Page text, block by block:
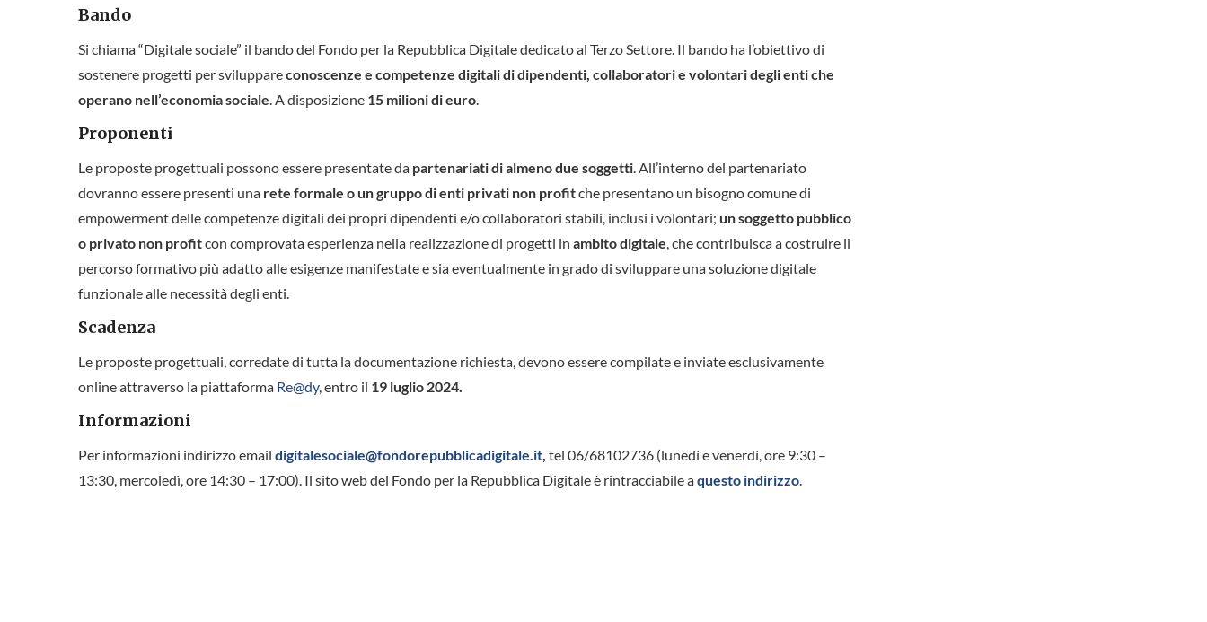
Bando
Si chiama “Digitale sociale” il bando del Fondo per la Repubblica Digitale dedicato al Terzo Settore. Il bando ha l’obiettivo di
sostenere progetti per sviluppareconoscenze e competenze digitali di dipendenti, collaboratori e volontari degli enti che
operano nell’economia sociale. A disposizione 15 milioni di euro.
Proponenti
Le proposte progettuali possono essere presentate da partenariati di almeno due soggetti. All’interno del partenariato
dovranno essere presenti una rete formale o un gruppo di enti privati non profitche presentano un bisogno comune di
empowerment delle competenze digitali dei propri dipendenti e/o collaboratori stabili, inclusi i volontari; un soggetto pubblico
o privato non profitcon comprovata esperienza nella realizzazione di progetti in ambito digitale, che contribuisca a costruire il
percorso formativo più adatto alle esigenze manifestate e sia eventualmente in grado di sviluppare una soluzione digitale
funzionale alle necessità degli enti.
Scadenza
Le proposte progettuali, corredate di tutta la documentazione richiesta, devono essere compilate e inviate esclusivamente
online attraverso la piattaforma Re@dy, entro il 19 luglio 2024.
Informazioni
Per informazioni indirizzo email digitalesociale@fondorepubblicadigitale.it, tel 06/68102736 (lunedì e venerdì, ore 9:30 –
13:30, mercoledì, ore 14:30 – 17:00). Il sito web del Fondo per la Repubblica Digitale è rintracciabile aquesto indirizzo.